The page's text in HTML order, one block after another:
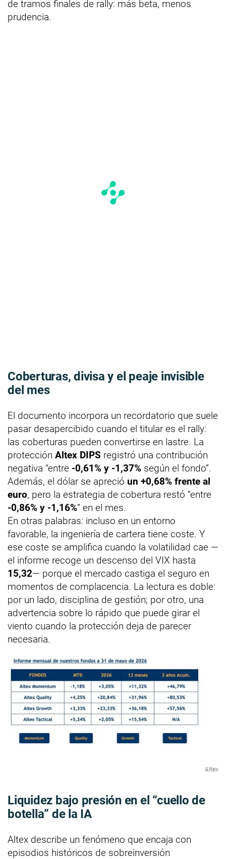
de tramos finales de rally: más beta, menos
prudencia.
Coberturas, divisa y el peaje invisible
del mes
El documento incorpora un recordatorio que suele
pasar desapercibido cuando el titular es el rally:
las coberturas pueden convertirse en lastre. La
protección Altex DIPS registró una contribución
negativa “entre -0,61% y -1,37% según el fondo”.
Además, el dólar se apreció un +0,68% frente al
euro, pero la estrategia de cobertura restó “entre
-0,86% y -1,16%” en el mes.
En otras palabras: incluso en un entorno
favorable, la ingeniería de cartera tiene coste. Y
ese coste se amplifica cuando la volatilidad cae —
el informe recoge un descenso del VIX hasta
15,32— porque el mercado castiga el seguro en
momentos de complacencia. La lectura es doble:
por un lado, disciplina de gestión; por otro, una
advertencia sobre lo rápido que puede girar el
viento cuando la protección deja de parecer
necesaria.
Altex
Liquidez bajo presión en el “cuello de
botella” de la IA
Altex describe un fenómeno que encaja con
episodios históricos de sobreinversión